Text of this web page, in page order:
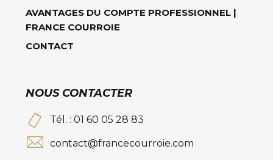
AVANTAGES DU COMPTE PROFESSIONNEL |
FRANCE COURROIE
CONTACT
NOUS CONTACTER
Tél. : 01 60 05 28 83
contact@francecourroie.com